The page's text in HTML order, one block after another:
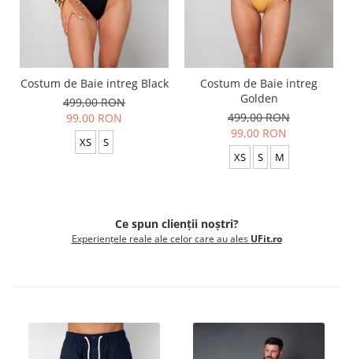
Costum de Baie intreg Black
499,00 RON
99,00 RON
XS S
Costum de Baie intreg
Golden
499,00 RON
99,00 RON
XS S M
Ce spun clienții noștri?
Experiențele reale ale celor care au ales UFit.ro